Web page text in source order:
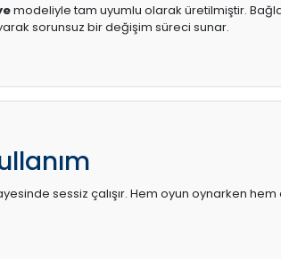
modeliyle tam uyumlu olarak üretilmiştir.
sorunsuz bir değişim süreci sunar.
sessiz çalışır. Hem oyun oynarken